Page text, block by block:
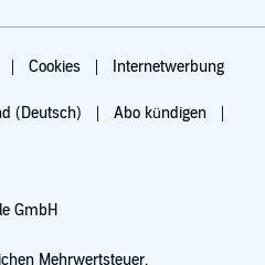
Cookies Internetwerbung
(Deutsch) Abo kündigen
GmbH
Mehrwertsteuer.